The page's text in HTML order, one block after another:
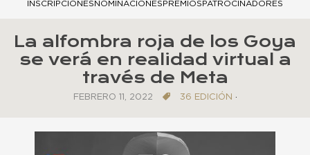
INSCRIPCIONESNOMINACIONESPREMIOSPATROCINADORES
La alfombra roja de los Goya
se verá en realidad virtual a
través de Meta
FEBRERO 11, 2022 36 EDICIÓN ·